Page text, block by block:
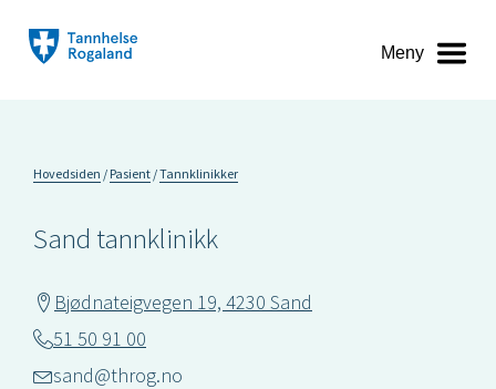
Meny
Hovedsiden Pasient Tannklinikker
Sand tannklinikk
Bjødnateigvegen 19, 4230 Sand
51 50 91 00
sand@throg.no